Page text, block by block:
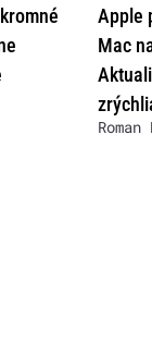
Apple
Mac